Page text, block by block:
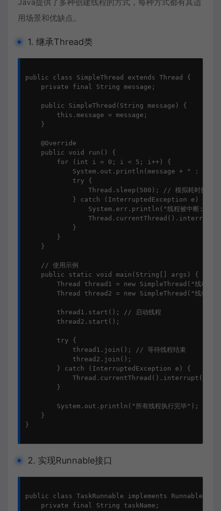
Java提供了多种创建线程的方式，每种方式都有其适
用场景和优缺点。
1. 继承Thread类
public class SimpleThread extends Thread {
    private final String message;
    public SimpleThread(String message) {
        this.message = message;
    }
    @Override
    public void run() {
        for (int i = 0; i < 5; i++) {
System.out.println(message + " : " +
            try {
                Thread.sleep(500); // 模拟耗时操作
            } catch (InterruptedException e) {
System.err.println("线程被中断: "
            }
        }
    }
    // 使用示例
    public static void main(String[] args) {
Thread thread1 = new SimpleThread("线程
Thread thread2 = new SimpleThread("线程
        thread1.start(); // 启动线程
        thread2.start();
        try {
            thread1.join(); // 等待线程结束
            thread2.join();
        } catch (InterruptedException e) {
            Thread.currentThread().interrupt();
        }
        System.out.println("所有线程执行完毕");
    }
}
2. 实现Runnable接口
public class TaskRunnable implements Runnable {
    private final String taskName;